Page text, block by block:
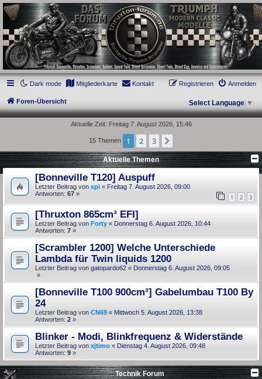
thruxton-forum.de
DAS FORUM! Alles rund um die Triumph Modern Classic Modelle. Das Forum für
die New Bonneville Baureihen ab BJ 2001. Triumph Bonneville, Thruxton,
Scrambler, Bobber, Speed Twin, Street Scrambler, Street Twin, Street Cup, America
und Speedmaster.
Dark mode
Mitgliederkarte Kontakt Anmelden
Registrieren
Foren-Übersicht Select Language ▼
Aktuelle Zeit: Freitag 7. August 2026, 15:46
15 Themen 1 2 3
Aktuelle Themen
[Bonneville T120] Auspuff
Letzter Beitrag von spi « Freitag 7. August 2026, 09:00
Antworten: 67 1 2 3
»
[Thruxton 865cm³ EFI]
Letzter Beitrag von Forty « Donnerstag 6. August 2026, 10:44
Antworten: 7 »
[Scrambler 1200] Welche Unterschiede
Lambda für Twin liquids 1200
Letzter Beitrag von gatopardo62 « Donnerstag 6. August 2026, 09:05
»
[Bonneville T100 900cm³] Gabelumbau T100 By
24
Letzter Beitrag von CN69 « Mittwoch 5. August 2026, 13:38
Antworten: 2 »
Blinker - Modi, Blinkfrequenz & Widerstände
Letzter Beitrag von xjtimo « Dienstag 4. August 2026, 09:48
Antworten: 9 »
Technik Forum